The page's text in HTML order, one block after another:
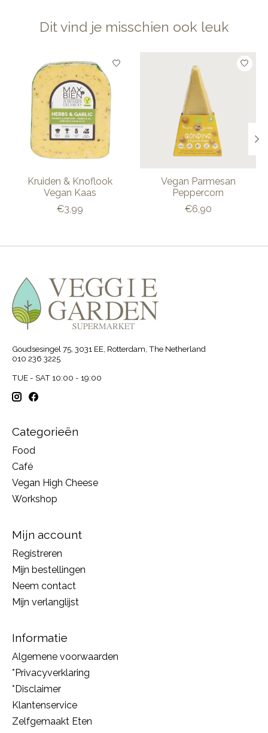
Dit vind je misschien ook leuk
Items van productcarrousel
Kruiden & Knoflook
Vegan Kaas
€3,99
Vegan Parmesan
Peppercorn
€6,90
Goudsesingel 75, 3031 EE, Rotterdam, The Netherland
010 236 3225
TUE - SAT 10:00 - 19:00
Categorieën
Food
Café
Vegan High Cheese
Workshop
Mijn account
Registreren
Mijn bestellingen
Neem contact
Mijn verlanglijst
Informatie
Algemene voorwaarden
*Privacyverklaring
*Disclaimer
Klantenservice
Zelfgemaakt Eten